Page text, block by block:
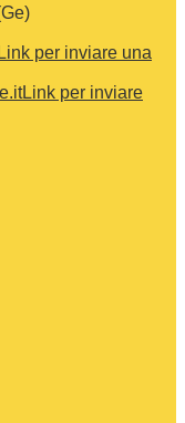
per inviare una
Link per inviare